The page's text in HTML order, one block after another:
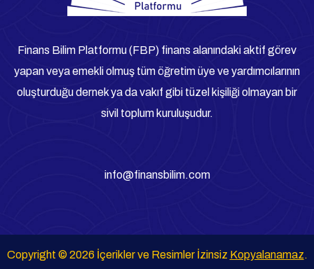
Finans Bilim Platformu (FBP) finans alanındaki aktif görev
yapan veya emekli olmuş tüm öğretim üye ve yardımcılarının
oluşturduğu dernek ya da vakıf gibi tüzel kişiliği olmayan bir
sivil toplum kuruluşudur.
info@finansbilim.com
Copyright © 2026 İçerikler ve Resimler İzinsiz Kopyalanamaz.